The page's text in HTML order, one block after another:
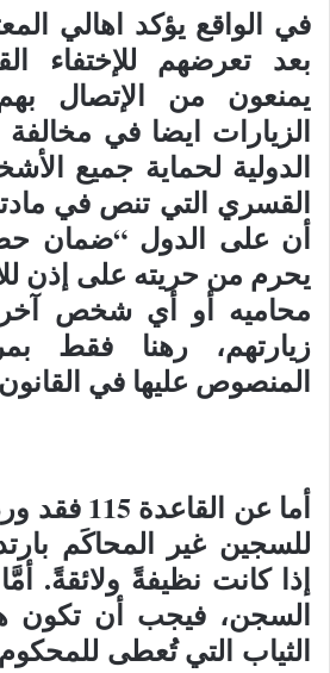
في الواقع يؤكد اهالي
بعد تعرضهم للإختفاء
يمنعون من الإتصال
الزيارات ايضا في مخالفة
الدولية لحماية جميع
القسري التي تنص في
أن على الدول
يحرم من حريته على إذن
محاميه أو أي شخص آخر
زيارتهم، رهنا فقط
المنصوص عليها في
أما عن
للسجين غير المحاكَم
إذا كانت نظيفةً ولائقةً.
السجن، فيجب أن تكون
الثياب التي تُعطى